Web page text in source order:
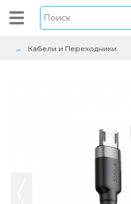
Кабели и Переходники